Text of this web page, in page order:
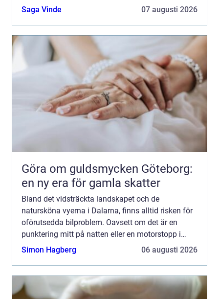
rusningstrafik, kan behovet av en...
Saga Vinde 07 augusti 2026
Göra om guldsmycken Göteborg:
en ny era för gamla skatter
Bland det vidsträckta landskapet och de
natursköna vyerna i Dalarna, finns alltid risken för
oförutsedda bilproblem. Oavsett om det är en
punktering mitt på natten eller en motorstopp i
rusningstrafik, kan behovet av en...
Simon Hagberg 06 augusti 2026